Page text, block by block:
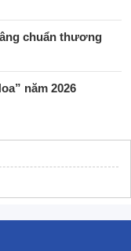
chuẩn thương
năm 2026